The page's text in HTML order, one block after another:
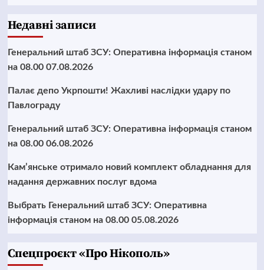
Недавні записи
Генеральний штаб ЗСУ: Оперативна інформація станом
на 08.00 07.08.2026
Палає депо Укрпошти! Жахливі наслідки удару по
Павлограду
Генеральний штаб ЗСУ: Оперативна інформація станом
на 08.00 06.08.2026
Кам’янське отримало новий комплект обладнання для
надання державних послуг вдома
Выбрать Генеральний штаб ЗСУ: Оперативна
інформація станом на 08.00 05.08.2026
Cпецпроєкт «Про Нікополь»